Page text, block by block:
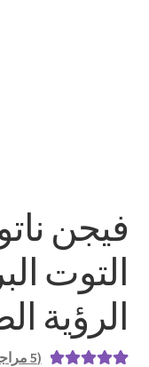
فيجن
التوت
الرؤية
(
5